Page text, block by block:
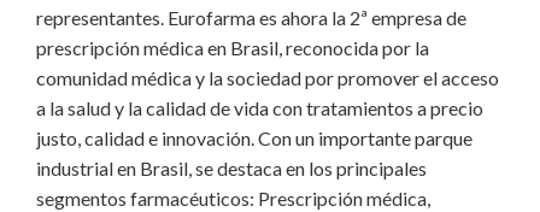
representantes. Eurofarma es ahora la 2ª empresa de
prescripción médica en Brasil, reconocida por la
comunidad médica y la sociedad por promover el acceso
a la salud y la calidad de vida con tratamientos a precio
justo, calidad e innovación. Con un importante parque
industrial en Brasil, se destaca en los principales
segmentos farmacéuticos: Prescripción médica,